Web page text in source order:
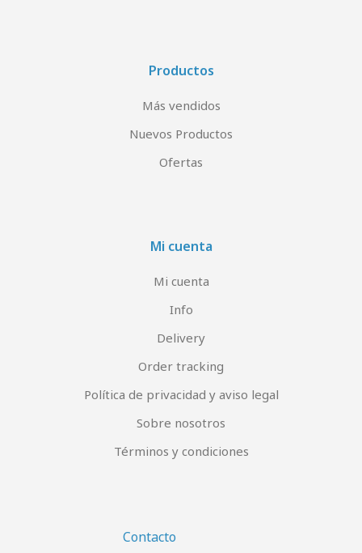
Productos
Más vendidos
Nuevos Productos
Ofertas
Mi cuenta
Mi cuenta
Info
Delivery
Order tracking
Política de privacidad y aviso legal
Sobre nosotros
Términos y condiciones
Contacto